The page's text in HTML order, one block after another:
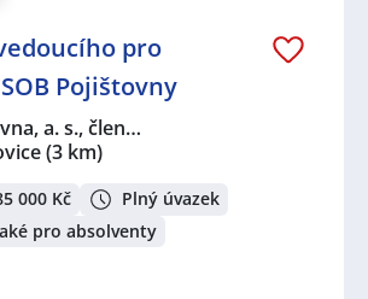
pro
Pojištovny
a. s., člen…
(3 km)
000 Kč
Plný úvazek
pro absolventy